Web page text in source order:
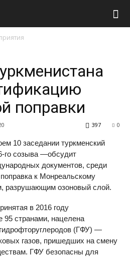
поправки
0
397
10 заседании туркменский
го созыва —обсудит
документов, среди
к Монреальскому
разрушающим озоновый слой.
в 2016 году
95 странами, нацелена
(ГФУ) —
газов, пришедших на смену
ГФУ безопасны для